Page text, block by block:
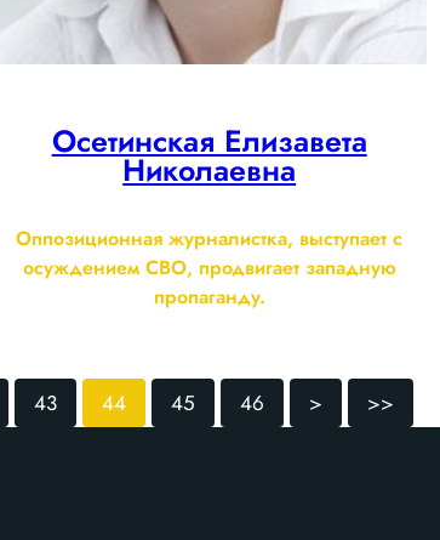
Осетинская Елизавета
Николаевна
Оппозиционная журналистка, выступает с
осуждением СВО, продвигает западную
пропаганду.
43 44 45 46 > >>